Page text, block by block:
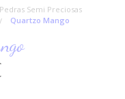
Pedras Semi Preciosas
Quartzo Mango